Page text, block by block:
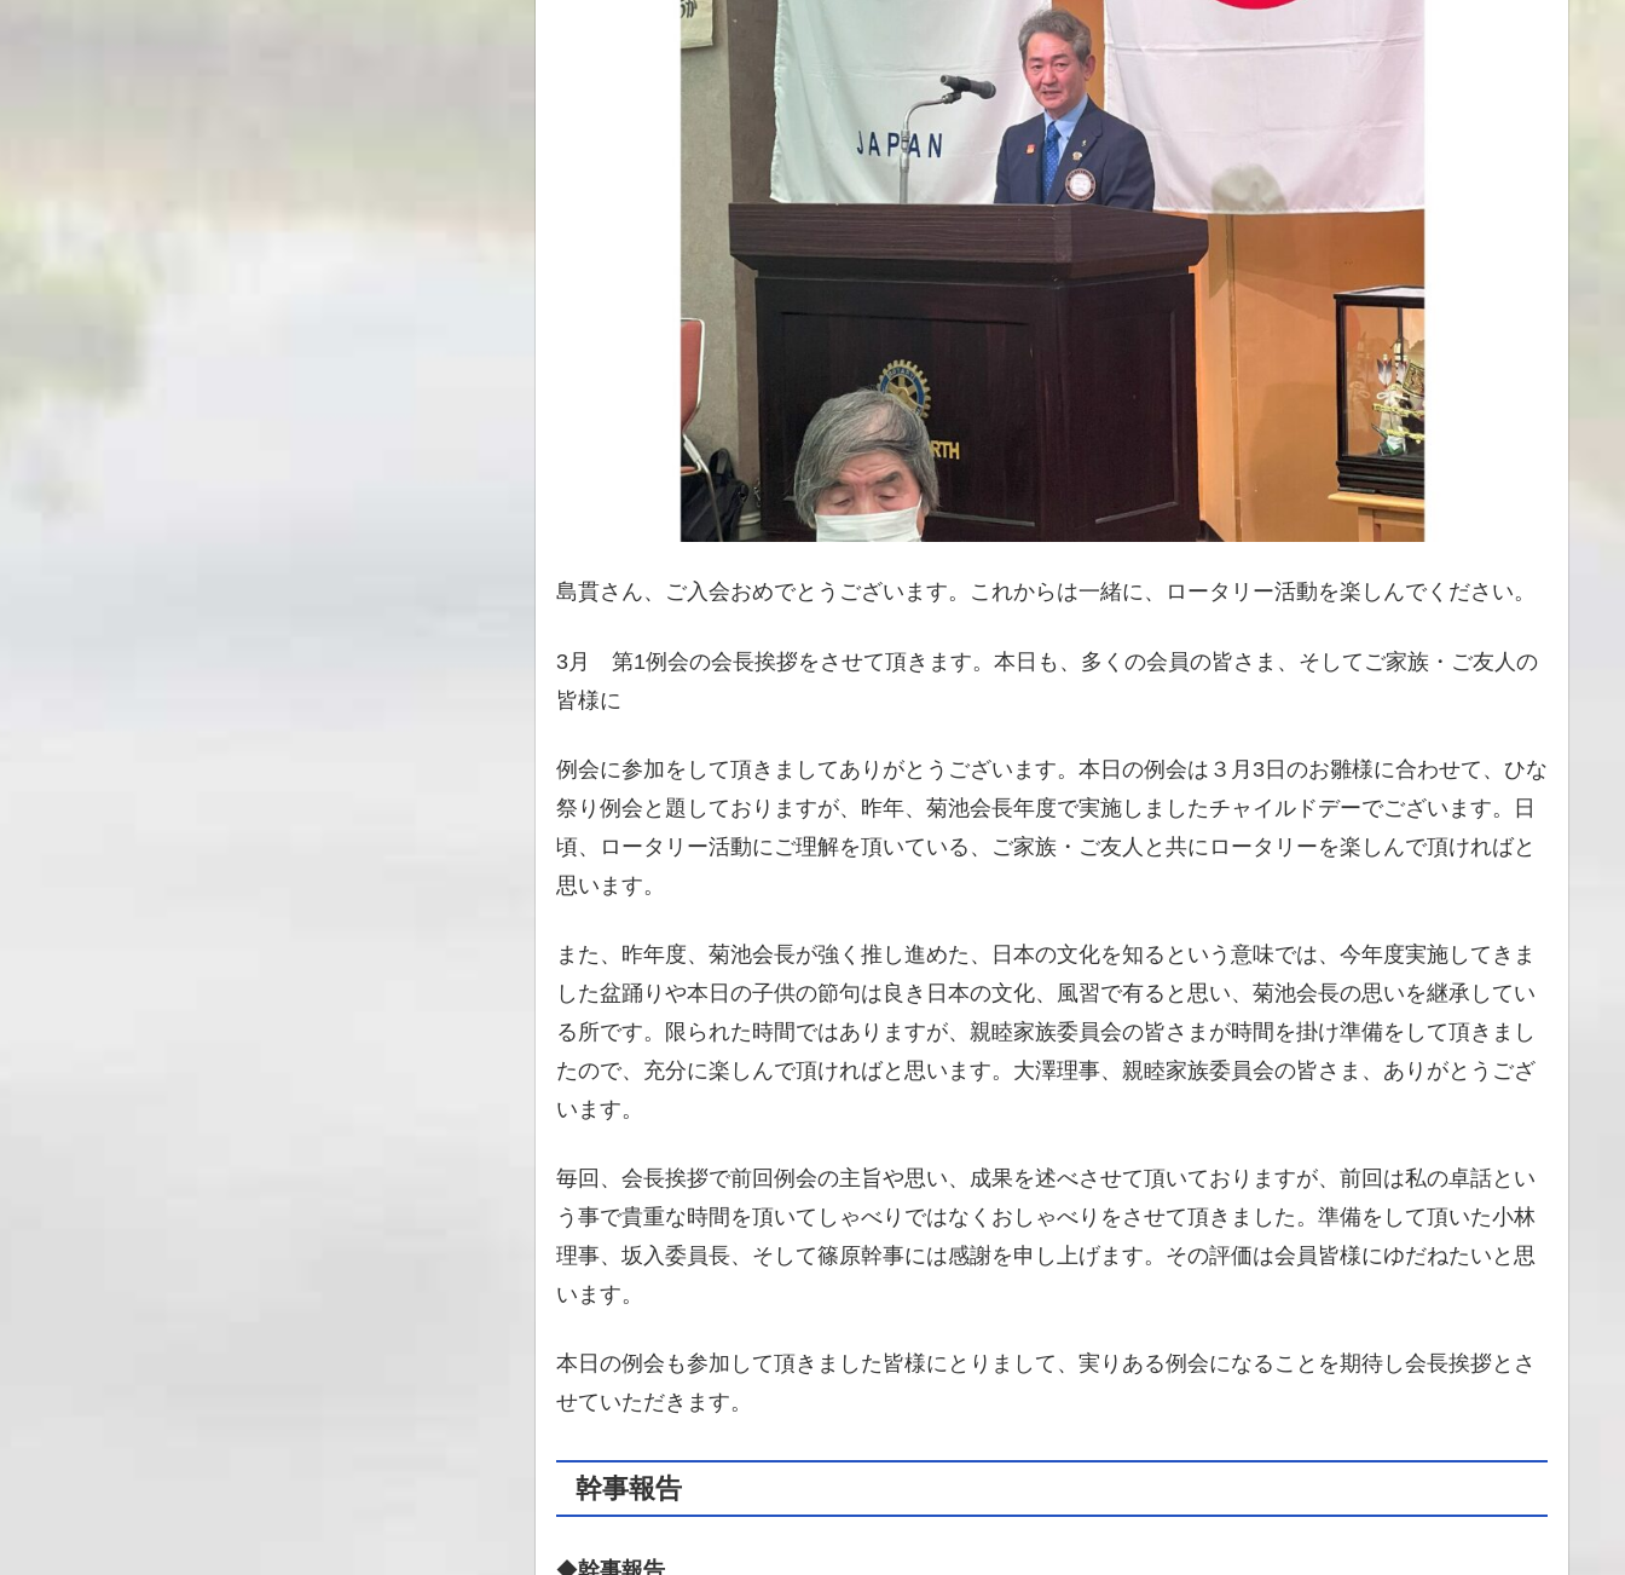
島貫さん、ご入会おめでとうございます。これからは一緒に、ロータリー活動を楽しんでください。
3月 第1例会の会長挨拶をさせて頂きます。本日も、多くの会員の皆さま、そしてご家族・ご友人の
皆様に
例会に参加をして頂きましてありがとうございます。本日の例会は３月3日のお雛様に合わせて、ひな
祭り例会と題しておりますが、昨年、菊池会長年度で実施しましたチャイルドデーでございます。日
頃、ロータリー活動にご理解を頂いている、ご家族・ご友人と共にロータリーを楽しんで頂ければと
思います。
また、昨年度、菊池会長が強く推し進めた、日本の文化を知るという意味では、今年度実施してきま
した盆踊りや本日の子供の節句は良き日本の文化、風習で有ると思い、菊池会長の思いを継承してい
る所です。限られた時間ではありますが、親睦家族委員会の皆さまが時間を掛け準備をして頂きまし
たので、充分に楽しんで頂ければと思います。大澤理事、親睦家族委員会の皆さま、ありがとうござ
います。
毎回、会長挨拶で前回例会の主旨や思い、成果を述べさせて頂いておりますが、前回は私の卓話とい
う事で貴重な時間を頂いてしゃべりではなくおしゃべりをさせて頂きました。準備をして頂いた小林
理事、坂入委員長、そして篠原幹事には感謝を申し上げます。その評価は会員皆様にゆだねたいと思
います。
本日の例会も参加して頂きました皆様にとりまして、実りある例会になることを期待し会長挨拶とさ
せていただきます。
幹事報告
◆幹事報告